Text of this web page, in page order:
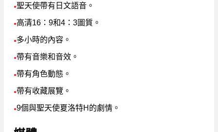
●聖天使帶有日文語音。
●高清16：9和4：3圖質。
●多小時的內容。
●帶有音樂和音效。
●帶有角色動態。
●帶有收藏展覽。
●9個與聖天使夏洛特H的劇情。